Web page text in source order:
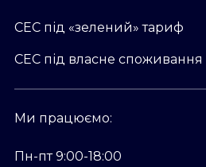
СЕС під «зелений» тариф
СЕС під власне споживання
Ми працюємо:
Пн-пт 9:00-18:00